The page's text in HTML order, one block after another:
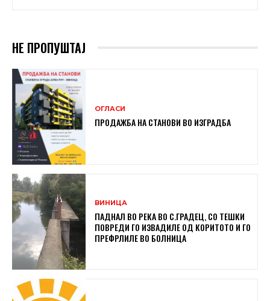
НЕ ПРОПУШТАЈ
ОГЛАСИ
ПРОДАЖБА НА СТАНОВИ ВО ИЗГРАДБА
ВИНИЦА
ПАДНАЛ ВО РЕКА ВО С.ГРАДЕЦ, СО ТЕШКИ
ПОВРЕДИ ГО ИЗВАДИЛЕ ОД КОРИТОТО И ГО
ПРЕФРЛИЛЕ ВО БОЛНИЦА